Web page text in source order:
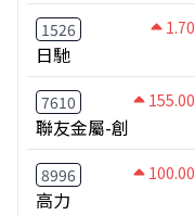
1526 1.70
日馳
7610 155.00
聯友金屬-創
8996 100.00
高力